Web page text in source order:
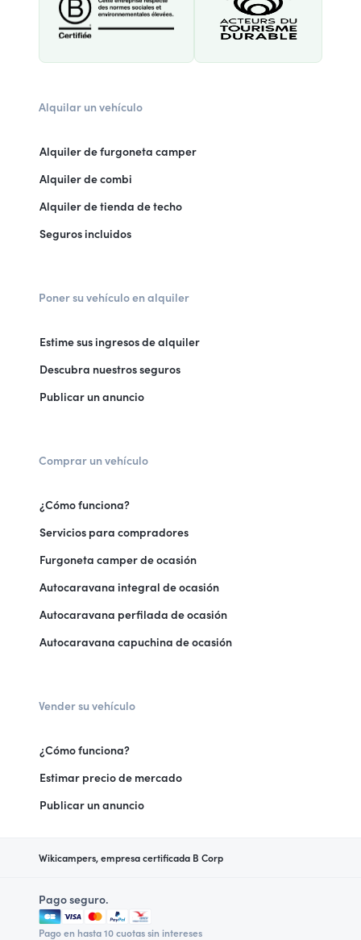
Alquilar un vehículo
Alquiler de furgoneta camper
Alquiler de combi
Alquiler de tienda de techo
Seguros incluidos
Poner su vehículo en alquiler
Estime sus ingresos de alquiler
Descubra nuestros seguros
Publicar un anuncio
Comprar un vehículo
¿Cómo funciona?
Servicios para compradores
Furgoneta camper de ocasión
Autocaravana integral de ocasión
Autocaravana perfilada de ocasión
Autocaravana capuchina de ocasión
Vender su vehículo
¿Cómo funciona?
Estimar precio de mercado
Publicar un anuncio
Wikicampers, empresa certificada B Corp
Pago seguro.
Pago en hasta 10 cuotas sin intereses